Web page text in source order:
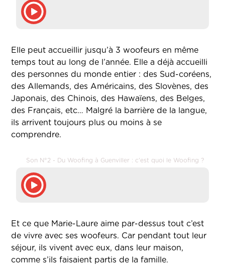
Elle peut accueillir jusqu’à 3 woofeurs en même
temps tout au long de l’année. Elle a déjà accueilli
des personnes du monde entier : des Sud-coréens,
des Allemands, des Américains, des Slovènes, des
Japonais, des Chinois, des Hawaïens, des Belges,
des Français, etc… Malgré la barrière de la langue,
ils arrivent toujours plus ou moins à se
comprendre.
Son N°2 - Du Woofing à Guenviller : c'est quoi le Woofing ?
Et ce que Marie-Laure aime par-dessus tout c’est
de vivre avec ses woofeurs. Car pendant tout leur
séjour, ils vivent avec eux, dans leur maison,
comme s’ils faisaient partis de la famille.